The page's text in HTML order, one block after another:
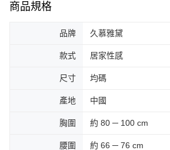
商品規格
品牌 久慕雅黛
款式 居家性感
尺寸 均碼
產地 中國
胸圍 約 80 ─ 100 cm
腰圍 約 66 ─ 76 cm